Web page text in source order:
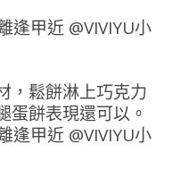
，鬆餅淋上巧克力
蛋餅表現還可以。